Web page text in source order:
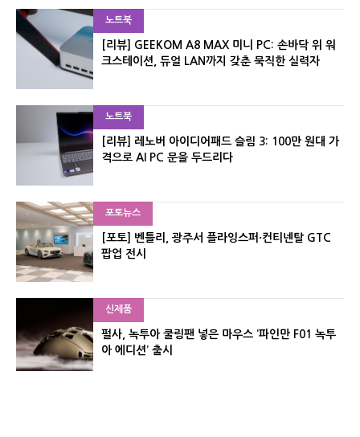
노트북
[리뷰] GEEKOM A8 MAX 미니 PC: 손바닥 위 워
크스테이션, 듀얼 LAN까지 갖춘 묵직한 실력자
노트북
[리뷰] 레노버 아이디어패드 슬림 3: 100만 원대 가
격으로 AI PC 문을 두드리다
포토뉴스
[포토] 벤틀리, 광주서 플라잉스퍼·컨티넨탈 GTC
팝업 전시
신제품
펄사, 녹투아 쿨링팬 넣은 마우스 ‘파인만 F01 녹투
아 에디션’ 출시